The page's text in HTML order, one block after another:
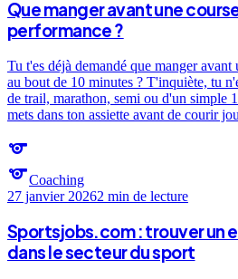
Que manger avant une
performance ?
Tu t'es déjà demandé que manger avant
au bout de 10 minutes ? T'inquiète, tu
de trail, marathon, semi ou d'un simple
mets dans ton assiette avant de courir
sports
sportsCoaching
27 janvier 20262 min de lecture
Sportsjobs.com : trouver un
dans le secteur du sport